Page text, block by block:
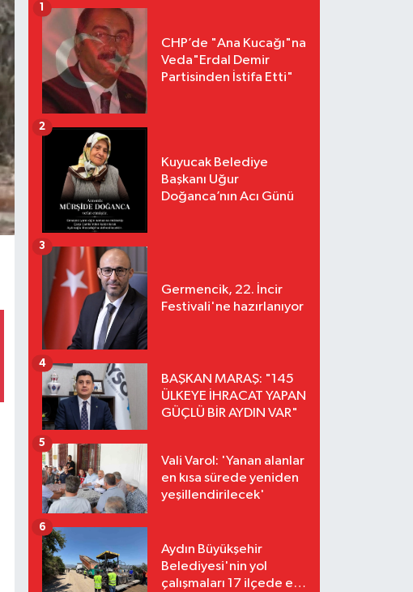
CHP’de "Ana Kucağı"na
Veda"Erdal Demir
Partisinden İstifa Etti"
1
Kuyucak Belediye
Başkanı Uğur
Doğanca’nın Acı Günü
2
Germencik, 22. İncir
Festivali'ne hazırlanıyor
3
BAŞKAN MARAŞ: "145
ÜLKEYE İHRACAT YAPAN
GÜÇLÜ BİR AYDIN VAR"
4
Vali Varol: 'Yanan alanlar
en kısa sürede yeniden
yeşillendirilecek'
5
Aydın Büyükşehir
Belediyesi'nin yol
çalışmaları 17 ilçede eş
6